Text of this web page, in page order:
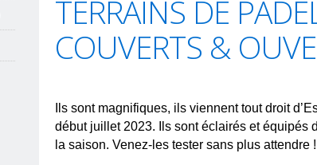
TERRAINS DE
COUVERTS &
Ils sont magnifiques, ils viennent tout droit
début juillet 2023.
Ils sont éclairés et
la saison. Venez-les tester sans plus attendre !